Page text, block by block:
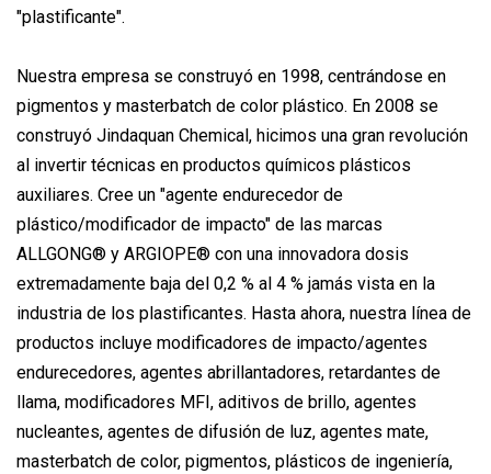
"plastificante".
Nuestra empresa se construyó en 1998, centrándose en
pigmentos y masterbatch de color plástico. En 2008 se
construyó Jindaquan Chemical, hicimos una gran revolución
al invertir técnicas en productos químicos plásticos
auxiliares. Cree un "agente endurecedor de
plástico/modificador de impacto" de las marcas
ALLGONG® y ARGIOPE® con una innovadora dosis
extremadamente baja del 0,2 % al 4 % jamás vista en la
industria de los plastificantes. Hasta ahora, nuestra línea de
productos incluye modificadores de impacto/agentes
endurecedores, agentes abrillantadores, retardantes de
llama, modificadores MFI, aditivos de brillo, agentes
nucleantes, agentes de difusión de luz, agentes mate,
masterbatch de color, pigmentos, plásticos de ingeniería,